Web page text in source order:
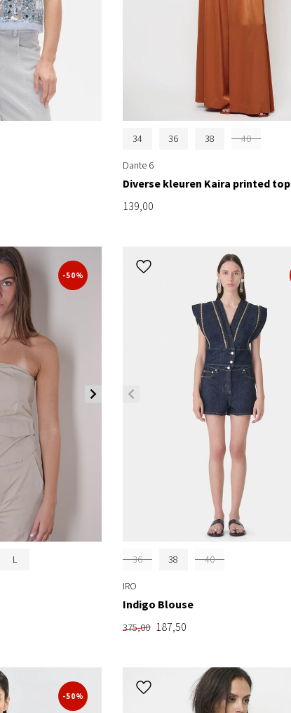
34 36 38 40
Dante 6
Diverse kleuren Kaira printed top
139,00
-50%
L 36 38 40
IRO
Indigo Blouse
375,00 187,50
-50%